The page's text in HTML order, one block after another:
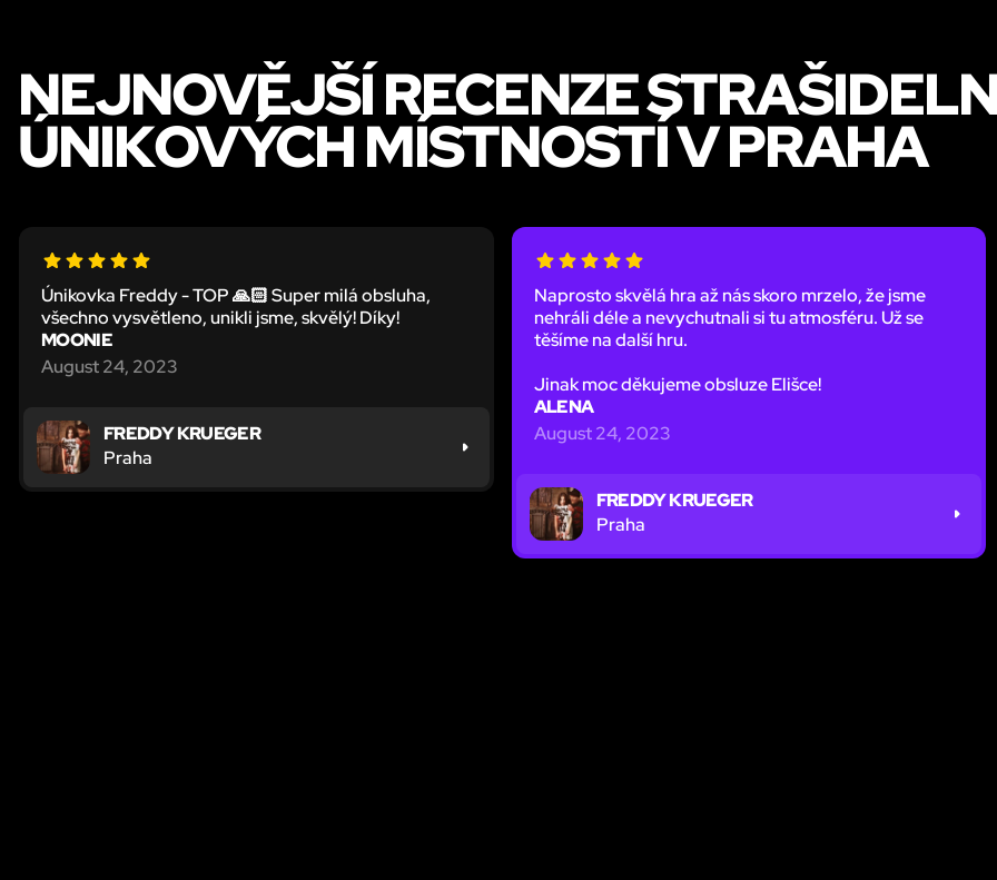
NEJNOVĚJŠÍ RECENZE
ÚNIKOVÝCH MÍSTNOSTÍ V PRAHA
Únikovka Freddy - TOP 🙏🏻 Super milá obsluha,
všechno vysvětleno, unikli jsme, skvělý! Díky!
MOONIE
August 24, 2023
FREDDY KRUEGER
Praha
Naprosto skvělá hra až nás skoro mrzelo, že jsme
nehráli déle a nevychutnali si tu atmosféru. Už se
těšíme na další hru.
Jinak moc děkujeme obsluze Elišce!
ALENA
August 24, 2023
FREDDY KRUEGER
Praha